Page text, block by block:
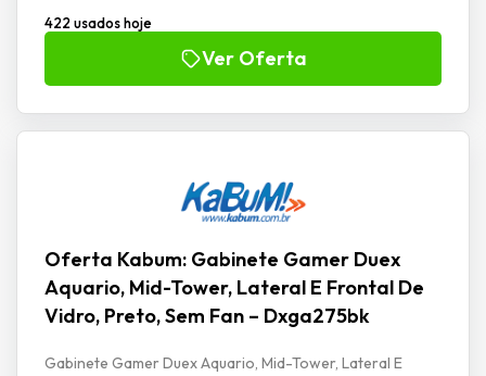
422 usados hoje
Ver Oferta
Oferta Kabum: Gabinete Gamer Duex
Aquario, Mid-Tower, Lateral E Frontal De
Vidro, Preto, Sem Fan – Dxga275bk
Gabinete Gamer Duex Aquario, Mid-Tower, Lateral E